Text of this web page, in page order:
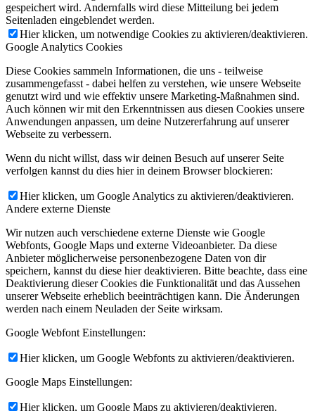
gespeichert wird. Andernfalls wird diese Mitteilung bei jedem
Seitenladen eingeblendet werden.
Hier klicken, um notwendige Cookies zu aktivieren/deaktivieren.
Google Analytics Cookies
Diese Cookies sammeln Informationen, die uns - teilweise
zusammengefasst - dabei helfen zu verstehen, wie unsere Webseite
genutzt wird und wie effektiv unsere Marketing-Maßnahmen sind.
Auch können wir mit den Erkenntnissen aus diesen Cookies unsere
Anwendungen anpassen, um deine Nutzererfahrung auf unserer
Webseite zu verbessern.
Wenn du nicht willst, dass wir deinen Besuch auf unserer Seite
verfolgen kannst du dies hier in deinem Browser blockieren:
Hier klicken, um Google Analytics zu aktivieren/deaktivieren.
Andere externe Dienste
Wir nutzen auch verschiedene externe Dienste wie Google
Webfonts, Google Maps und externe Videoanbieter. Da diese
Anbieter möglicherweise personenbezogene Daten von dir
speichern, kannst du diese hier deaktivieren. Bitte beachte, dass eine
Deaktivierung dieser Cookies die Funktionalität und das Aussehen
unserer Webseite erheblich beeinträchtigen kann. Die Änderungen
werden nach einem Neuladen der Seite wirksam.
Google Webfont Einstellungen:
Hier klicken, um Google Webfonts zu aktivieren/deaktivieren.
Google Maps Einstellungen:
Hier klicken, um Google Maps zu aktivieren/deaktivieren.